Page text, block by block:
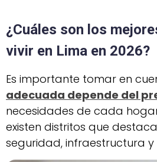
¿Cuáles son los
vivir en Lima en 2026?
Es importante tomar en
adecuada depende del
necesidades de cada
existen distritos que
seguridad, infraestructura